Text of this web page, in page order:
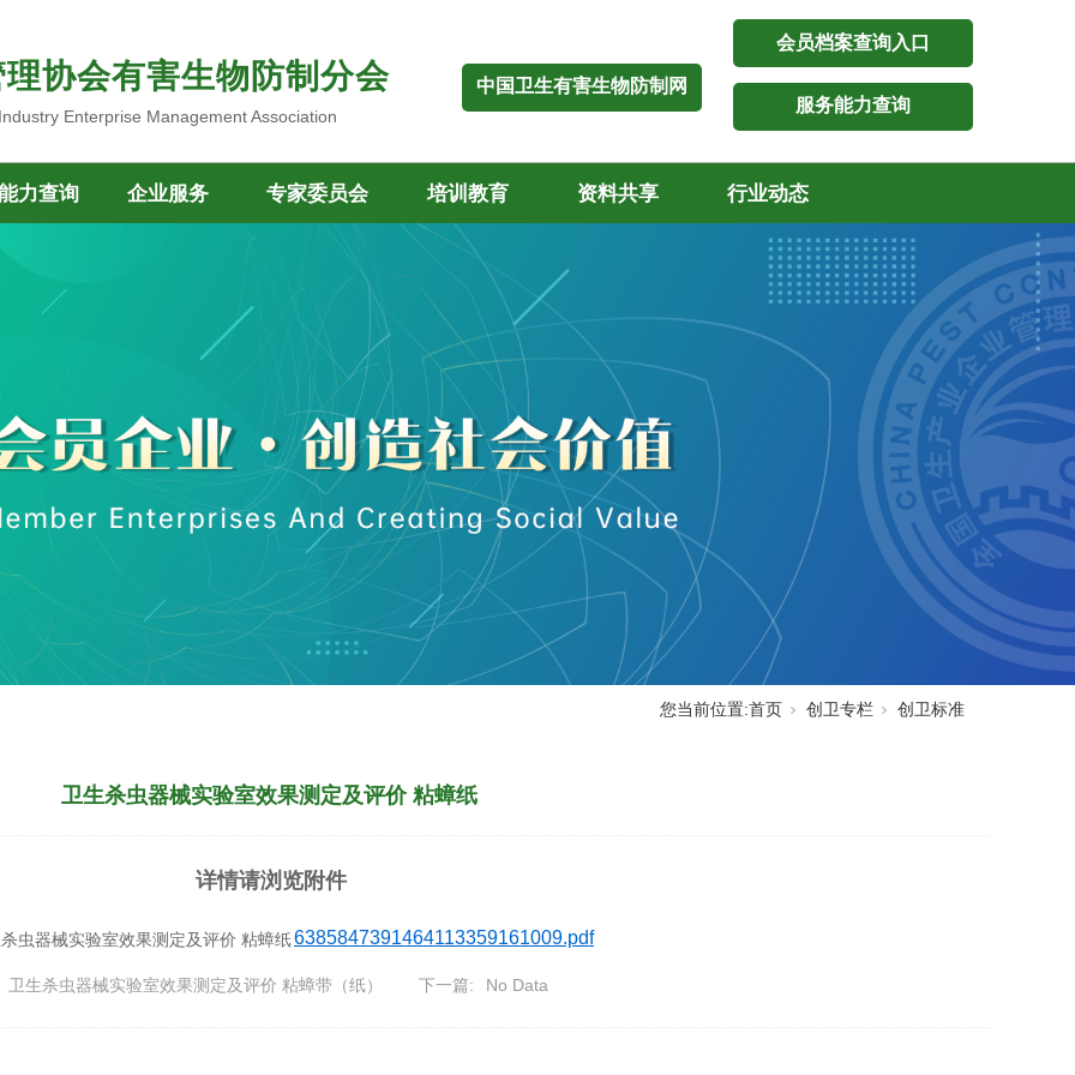
协会有害生物防制分会 中国卫生有害生物防制网
Enterprise Management Association
服务能力查询
会员档案查询入口
力查询 企业服务 专家委员会 培训教育 资料共享 行业动态
您当前位置:首页 创卫专栏 创卫标准
卫生杀虫器械实验室效果测定及评价 粘蟑纸
详情请浏览附件
6385847391464113359161009.pdf
卫生杀虫器械实验室效果测定及评价 粘蟑带（纸） 下一篇: No Data